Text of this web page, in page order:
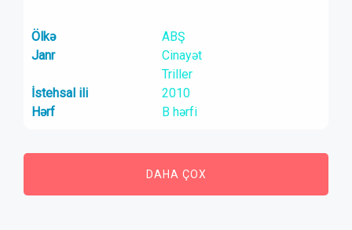
Ölkə
ABŞ
Janr
Cinayət
Triller
İstehsal ili
2010
Hərf
B hərfi
DAHA ÇOX